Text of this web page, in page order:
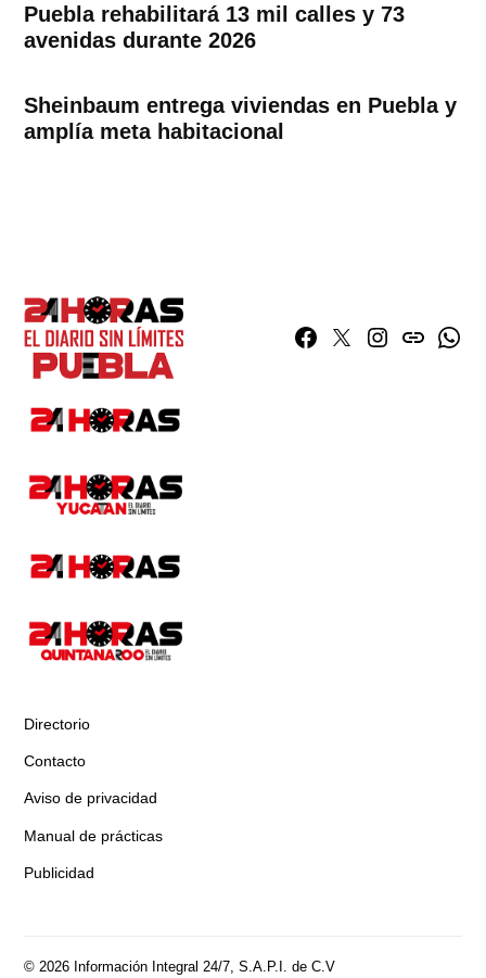
Puebla rehabilitará 13 mil calles y 73
avenidas durante 2026
Sheinbaum entrega viviendas en Puebla y
amplía meta habitacional
Facebook
TwitterInstagram
issuu
Directorio
Contacto
Aviso de privacidad
Manual de prácticas
Publicidad
© 2026 Información Integral 24/7, S.A.P.I. de C.V